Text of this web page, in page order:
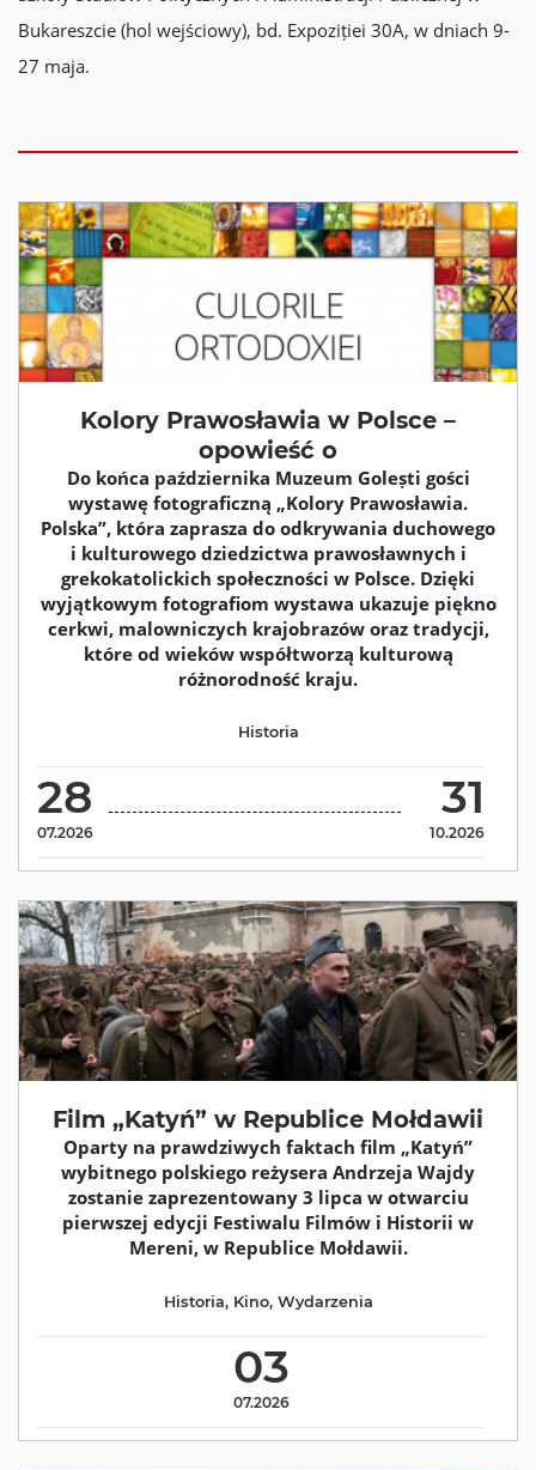
Bukareszcie (hol wejściowy), bd. Expoziției 30A, w dniach 9-
27 maja.
Kolory Prawosławia w Polsce –
opowieść o
Do końca października Muzeum Golești gości
wystawę fotograficzną „Kolory Prawosławia.
Polska”, która zaprasza do odkrywania duchowego
i kulturowego dziedzictwa prawosławnych i
grekokatolickich społeczności w Polsce. Dzięki
wyjątkowym fotografiom wystawa ukazuje piękno
cerkwi, malowniczych krajobrazów oraz tradycji,
które od wieków współtworzą kulturową
różnorodność kraju.
28
07.2026
31
10.2026
Historia
Film „Katyń” w Republice Mołdawii
Oparty na prawdziwych faktach film „Katyń”
wybitnego polskiego reżysera Andrzeja Wajdy
zostanie zaprezentowany 3 lipca w otwarciu
pierwszej edycji Festiwalu Filmów i Historii w
Mereni, w Republice Mołdawii.
03
07.2026
Historia, Kino, Wydarzenia